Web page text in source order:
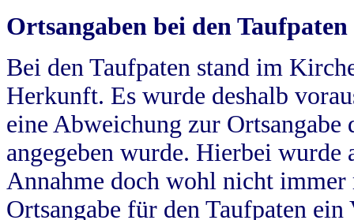
Ortsangaben bei den Taufpaten
Bei den Taufpaten stand im
Herkunft. Es wurde deshalb
eine Abweichung zur
angegeben wurde. Hierbei wurde
Annahme doch wohl nicht
Ortsangabe für den Taufpaten